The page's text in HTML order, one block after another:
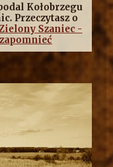
Kołobrzegu
Przeczytasz o
Szaniec -